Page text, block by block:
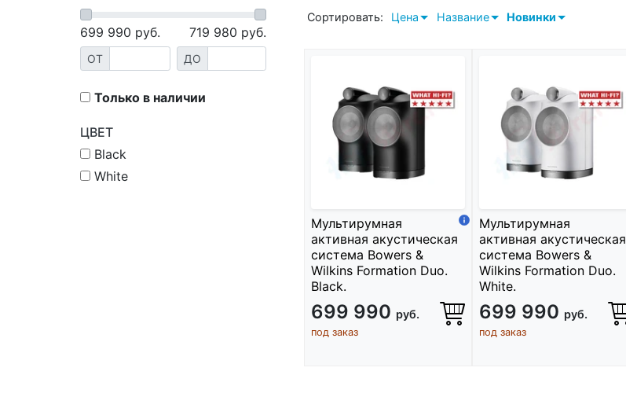
Сортировать: Цена Название Новинки
Мультирумная
активная акустическая
система Bowers &
Wilkins Formation Duo.
Black.
699 990 руб.
под заказ
Мультирумная
активная акустическая
система Bowers &
Wilkins Formation Duo.
White.
699 990 руб.
под заказ
699 990 руб. 719 980 руб.
ОТ ДО
Только в наличии
ЦВЕТ
Black
White